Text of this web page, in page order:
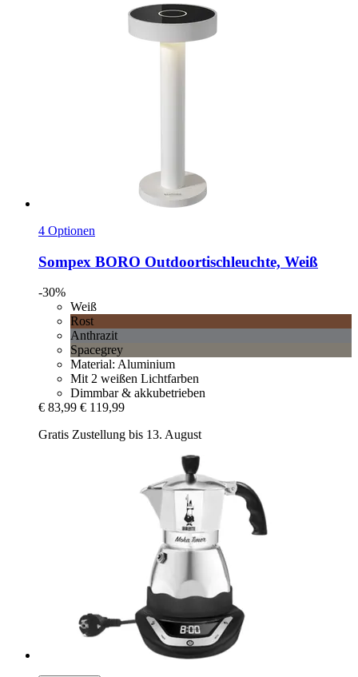
4 Optionen
Sompex BORO Outdoortischleuchte, Weiß
-30%
Weiß
Rost
Anthrazit
Spacegrey
Material: Aluminium
Mit 2 weißen Lichtfarben
Dimmbar & akkubetrieben
€ 83,99 € 119,99
Gratis Zustellung bis 13. August